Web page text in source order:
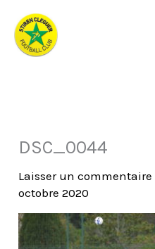
contenu
DSC_0044
Laisser un commentaire
octobre 2020